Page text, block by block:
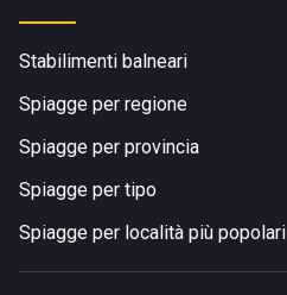
Stabilimenti balneari
Spiagge per regione
Spiagge per provincia
Spiagge per tipo
Spiagge per località più popolari